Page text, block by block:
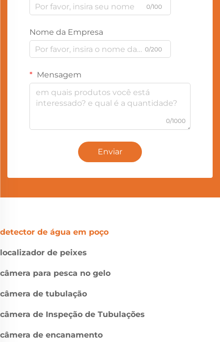
0/100
Nome da Empresa
0/200
Mensagem
0/1000
Enviar
detector de água em poço
localizador de peixes
câmera para pesca no gelo
câmera de tubulação
câmera de Inspeção de Tubulações
câmera de encanamento